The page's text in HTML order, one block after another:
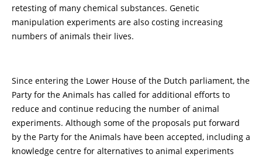
retesting of many chemical substances. Genetic
manipulation experiments are also costing increasing
numbers of animals their lives.
Since entering the Lower House of the Dutch parliament, the
Party for the Animals has called for additional efforts to
reduce and continue reducing the number of animal
experiments. Although some of the proposals put forward
by the Party for the Animals have been accepted, including a
knowledge centre for alternatives to animal experiments